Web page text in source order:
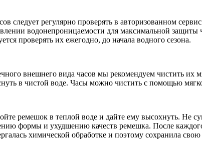
следует регулярно проверять в авторизованном
водонепроницаемости для максимальной
проверять их ежегодно, до начала водного сезона.
внешнего вида часов мы рекомендуем чистить
в чистой воде. Часы можно чистить с помощью
ремешок в теплой воде и дайте ему высохнуть. Не
формы и ухудшению качеств ремешка. После
химической обработке и поэтому сохранила